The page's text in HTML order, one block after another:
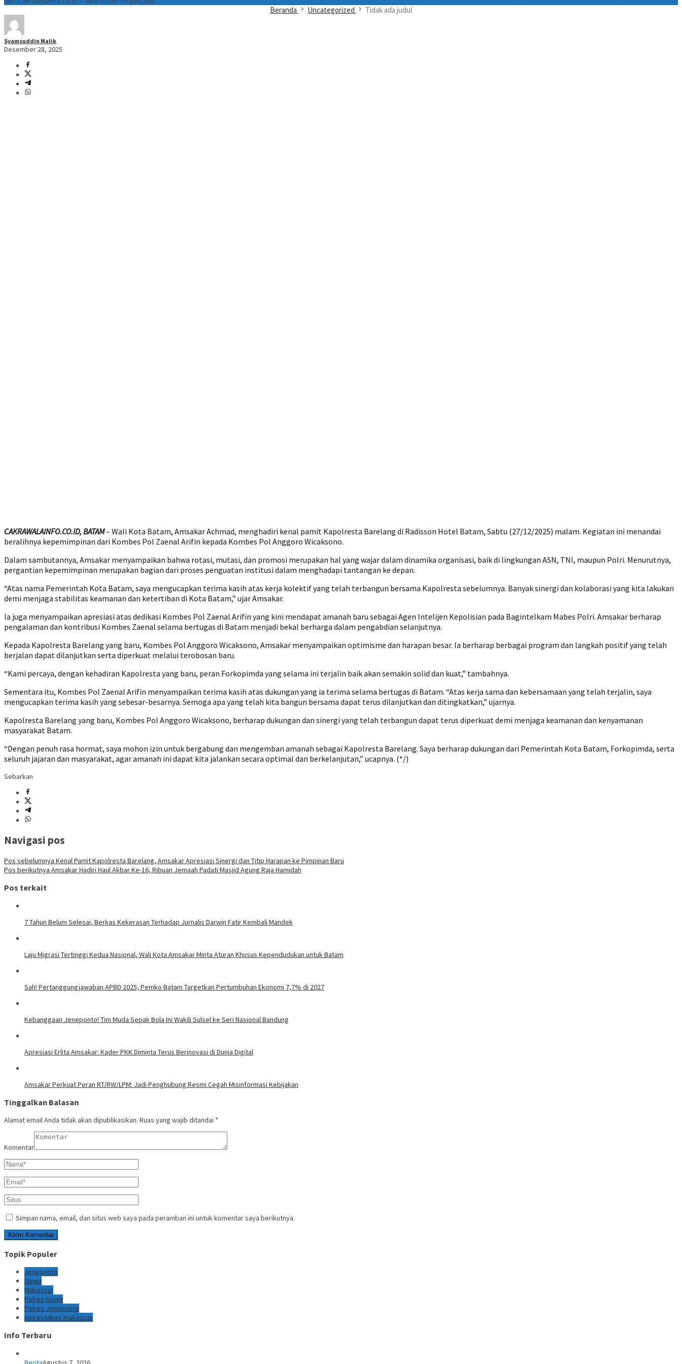
Beranda Uncategorized Tidak ada judul
Syamsuddin Malik
Desember 28, 2025
CAKRAWALAINFO.CO.ID, BATAM– Wali Kota Batam, Amsakar Achmad, menghadiri kenal pamit Kapolresta Barelang di Radisson Hotel Batam, Sabtu (27/12/2025) malam. Kegiatan ini menandai
beralihnya kepemimpinan dari Kombes Pol Zaenal Arifin kepada Kombes Pol Anggoro Wicaksono.
Dalam sambutannya, Amsakar menyampaikan bahwa rotasi, mutasi, dan promosi merupakan hal yang wajar dalam dinamika organisasi, baik di lingkungan ASN, TNI, maupun Polri. Menurutnya,
pergantian kepemimpinan merupakan bagian dari proses penguatan institusi dalam menghadapi tantangan ke depan.
“Atas nama Pemerintah Kota Batam, saya mengucapkan terima kasih atas kerja kolektif yang telah terbangun bersama Kapolresta sebelumnya. Banyak sinergi dan kolaborasi yang kita lakukan
demi menjaga stabilitas keamanan dan ketertiban di Kota Batam,” ujar Amsakar.
Ia juga menyampaikan apresiasi atas dedikasi Kombes Pol Zaenal Arifin yang kini mendapat amanah baru sebagai Agen Intelijen Kepolisian pada Bagintelkam Mabes Polri. Amsakar berharap
pengalaman dan kontribusi Kombes Zaenal selama bertugas di Batam menjadi bekal berharga dalam pengabdian selanjutnya.
Kepada Kapolresta Barelang yang baru, Kombes Pol Anggoro Wicaksono, Amsakar menyampaikan optimisme dan harapan besar. Ia berharap berbagai program dan langkah positif yang telah
berjalan dapat dilanjutkan serta diperkuat melalui terobosan baru.
“Kami percaya, dengan kehadiran Kapolresta yang baru, peran Forkopimda yang selama ini terjalin baik akan semakin solid dan kuat,” tambahnya.
Sementara itu, Kombes Pol Zaenal Arifin menyampaikan terima kasih atas dukungan yang ia terima selama bertugas di Batam. “Atas kerja sama dan kebersamaan yang telah terjalin, saya
mengucapkan terima kasih yang sebesar-besarnya. Semoga apa yang telah kita bangun bersama dapat terus dilanjutkan dan ditingkatkan,” ujarnya.
Kapolresta Barelang yang baru, Kombes Pol Anggoro Wicaksono, berharap dukungan dan sinergi yang telah terbangun dapat terus diperkuat demi menjaga keamanan dan kenyamanan
masyarakat Batam.
“Dengan penuh rasa hormat, saya mohon izin untuk bergabung dan mengemban amanah sebagai Kapolresta Barelang. Saya berharap dukungan dari Pemerintah Kota Batam, Forkopimda, serta
seluruh jajaran dan masyarakat, agar amanah ini dapat kita jalankan secara optimal dan berkelanjutan,” ucapnya. (*/)
Sebarkan
Navigasi pos
Pos sebelumnya Kenal Pamit Kapolresta Barelang, Amsakar Apresiasi Sinergi dan Titip Harapan ke Pimpinan Baru
Pos berikutnya Amsakar Hadiri Haul Akbar Ke-16, Ribuan Jemaah Padati Masjid Agung Raja Hamidah
Pos terkait
7 Tahun Belum Selesai, Berkas Kekerasan Terhadap Jurnalis Darwin Fatir Kembali Mandek
Laju Migrasi Tertinggi Kedua Nasional, Wali Kota Amsakar Minta Aturan Khusus Kependudukan untuk Batam
Sah! Pertanggungjawaban APBD 2025, Pemko Batam Targetkan Pertumbuhan Ekonomi 7,7% di 2027
Kebanggaan Jeneponto! Tim Muda Sepak Bola Ini Wakili Sulsel ke Seri Nasional Bandung
Apresiasi Erlita Amsakar: Kader PKK Diminta Terus Berinovasi di Dunia Digital
Amsakar Perkuat Peran RT/RW/LPM: Jadi Penghubung Resmi Cegah Misinformasi Kebijakan
Tinggalkan Balasan
Alamat email Anda tidak akan dipublikasikan. Ruas yang wajib ditandai *
Komentar
Simpan nama, email, dan situs web saya pada peramban ini untuk komentar saya berikutnya.
Topik Populer
Jeneponto
Gowa
Makassar
Polres Gowa
Polres Jeneponto
polrestabes makassar
Info Terbaru